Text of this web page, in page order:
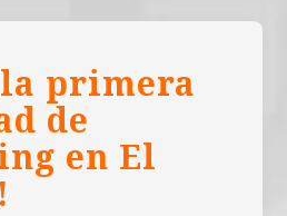
la primera
de
en El